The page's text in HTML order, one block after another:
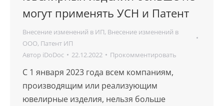
могут применять УСН и Патент
Внесение изменений в ИП, Внесение изменений в
ООО, Патент ИП
Автор iDoDoc 22.12.2022 Прокомментировать
С 1 января 2023 года всем компаниям,
производящим или реализующим
ювелирные изделия, нельзя больше